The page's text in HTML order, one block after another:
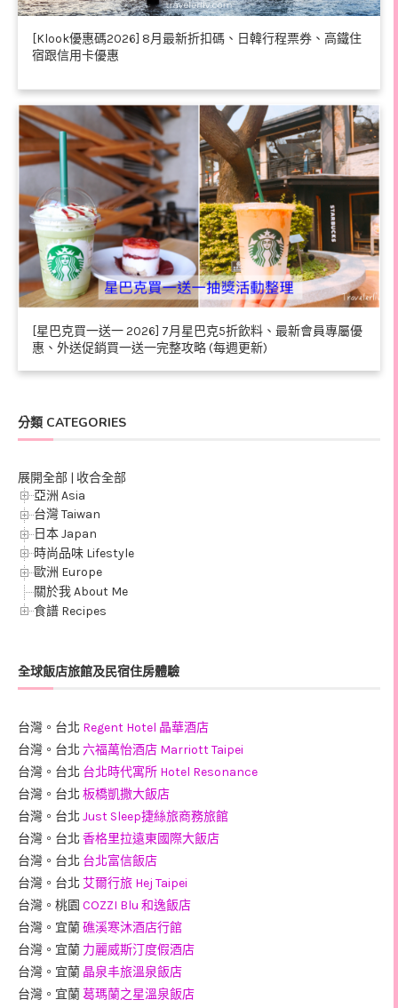
[Klook優惠碼2026] 8月最新折扣碼、日韓行程票券、高鐵住
宿跟信用卡優惠
[星巴克買一送一 2026] 7月星巴克5折飲料、最新會員專屬優
惠、外送促銷買一送一完整攻略 (每週更新)
分類 CATEGORIES
展開全部 | 收合全部
亞洲 Asia
台灣 Taiwan
日本 Japan
時尚品味 Lifestyle
歐洲 Europe
關於我 About Me
食譜 Recipes
全球飯店旅館及民宿住房體驗
台灣。台北 Regent Hotel 晶華酒店
台灣。台北 六福萬怡酒店 Marriott Taipei
台灣。台北 台北時代寓所 Hotel Resonance
台灣。台北 板橋凱撒大飯店
台灣。台北 Just Sleep捷絲旅商務旅館
台灣。台北 香格里拉遠東國際大飯店
台灣。台北 台北富信飯店
台灣。台北 艾爾行旅 Hej Taipei
台灣。桃園 COZZI Blu 和逸飯店
台灣。宜蘭礁溪寒沐酒店行館
台灣。宜蘭 力麗威斯汀度假酒店
台灣。宜蘭 晶泉丰旅溫泉飯店
台灣。宜蘭葛瑪蘭之星溫泉飯店